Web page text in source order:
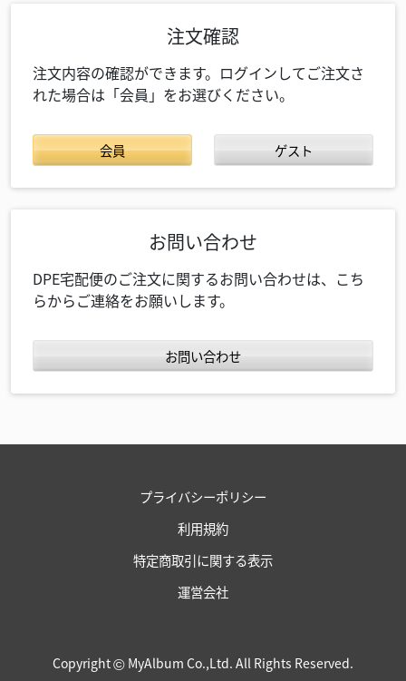
注文確認
注文内容の確認ができます。ログインしてご注文さ
れた場合は「会員」をお選びください。
会員 ゲスト
お問い合わせ
DPE宅配便のご注文に関するお問い合わせは、こち
らからご連絡をお願いします。
お問い合わせ
プライバシーポリシー
利用規約
特定商取引に関する表示
運営会社
Copyright© MyAlbum Co.,Ltd. All Rights Reserved.